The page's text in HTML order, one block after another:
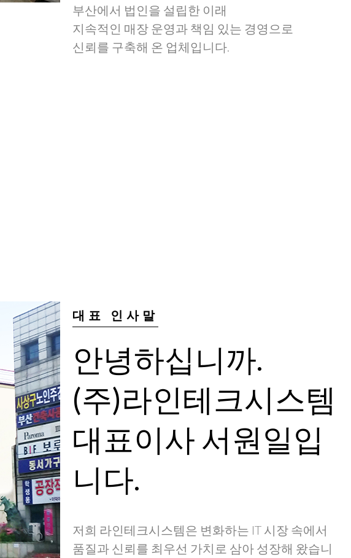
부산에서 법인을 설립한 이래
지속적인 매장 운영과 책임 있는 경영으로
신뢰를 구축해 온 업체입니다.
대표 인사말
안녕하십니까.
(주)라인테크시스템
대표이사 서원일입
니다.
저희 라인테크시스템은 변화하는 IT 시장 속에서
품질과 신뢰를 최우선 가치로 삼아 성장해 왔습니